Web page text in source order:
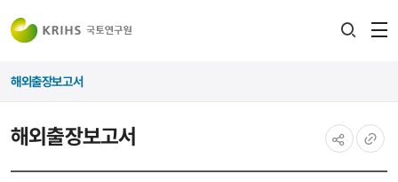
해외출장보고서
해외출장보고서